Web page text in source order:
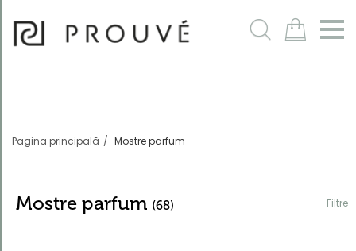
m
Pagina principală Mostre parfum
Mostre parfum (68) Filtre
Filtre